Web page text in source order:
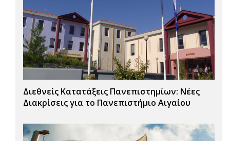
Διεθνείς Κατατάξεις Πανεπιστημίων: Νέες
Διακρίσεις για το Πανεπιστήμιο Αιγαίου